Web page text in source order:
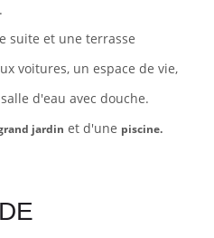
suite et une terrasse
voitures, un espace de vie,
d'eau avec douche.
jardin et d'une piscine.